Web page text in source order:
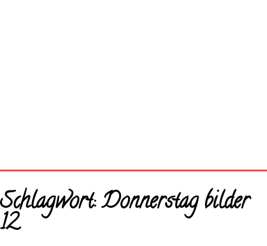
Startseite
Neue Bilder
Schlagwort:Donnerstag bilder
12